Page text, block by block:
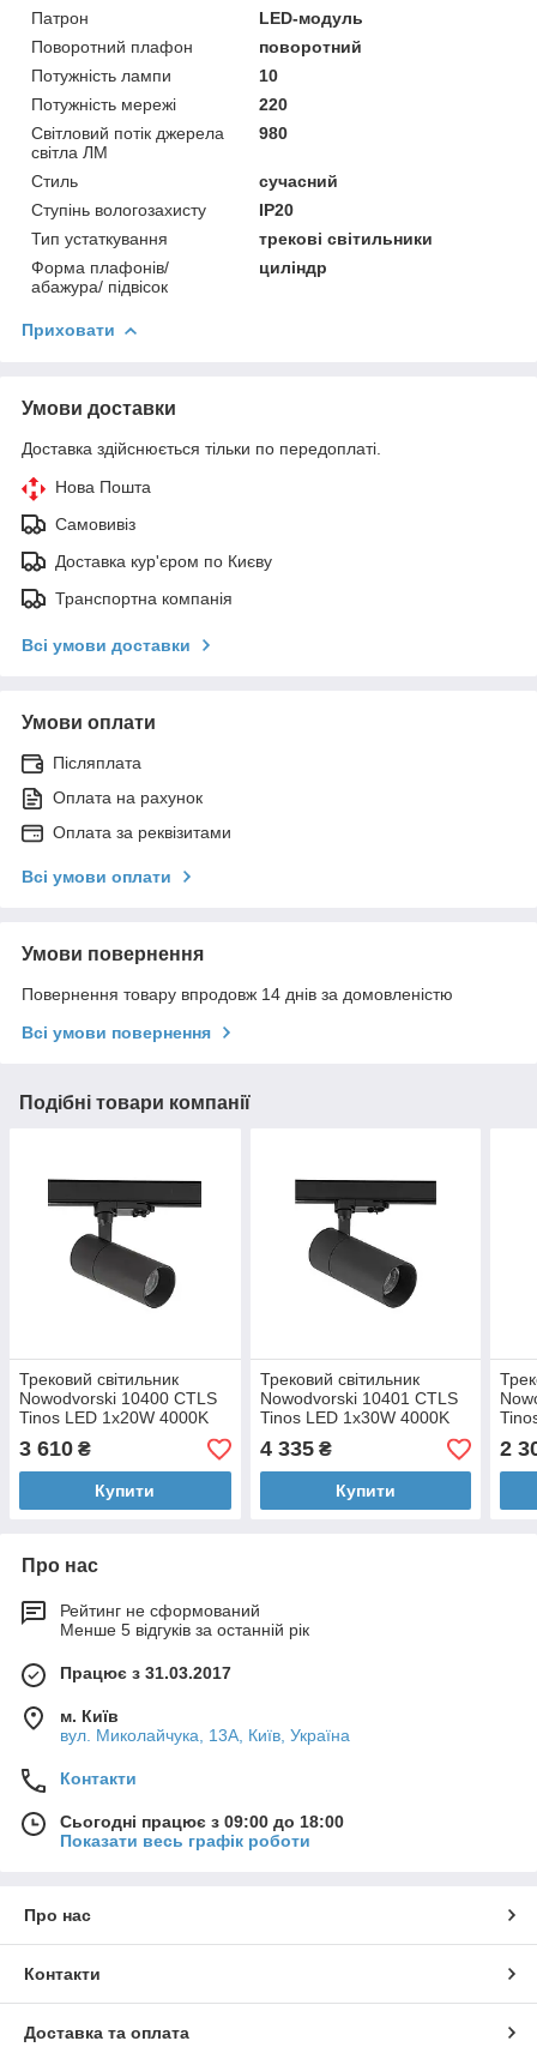
Патрон
LED-модуль
Поворотний плафон
поворотний
Потужність лампи
10
Потужність мережі
220
Світловий потік джерела
світла ЛМ
980
Стиль
сучасний
Ступінь вологозахисту
IP20
Тип устаткування
трекові світильники
Форма плафонів/
абажура/ підвісок
циліндр
Приховати
Умови доставки
Доставка здійснюється тільки по передоплаті.
Нова Пошта
Самовивіз
Доставка кур'єром по Києву
Транспортна компанія
Всі умови доставки
Умови оплати
Післяплата
Оплата на рахунок
Оплата за реквізитами
Всі умови оплати
Умови повернення
Повернення товару впродовж 14 днів за домовленістю
Всі умови повернення
Подібні товари компанії
Трековий світильник
Nowodvorski 10400 CTLS
Tinos LED 1x20W 4000K
1900Lm IP20 Bl
3 610 ₴
Купити
Трековий світильник
Nowodvorski 10401 CTLS
Tinos LED 1x30W 4000K
2900Lm IP20 Bl
4 335₴
Купити
2
Про нас
Рейтинг не сформований
Менше 5 відгуків за останній рік
Працює з 31.03.2017
м. Київ
вул. Миколайчука, 13А, Київ, Україна
Контакти
Сьогодні працює з 09:00 до 18:00
Показати весь графік роботи
Про нас
Контакти
Доставка та оплата